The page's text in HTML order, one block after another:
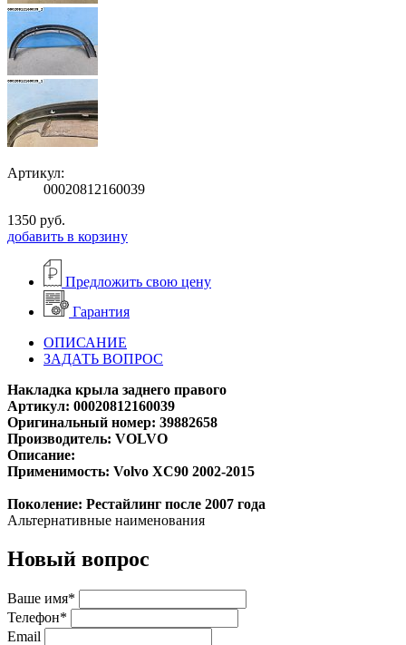
Артикул:
00020812160039
1350 руб.
добавить в корзину
Предложить свою цену
Гарантия
ОПИСАНИЕ
ЗАДАТЬ ВОПРОС
Накладка крыла заднего правого
Артикул: 00020812160039
Оригинальный номер: 39882658
Производитель: VOLVO
Описание:
Применимость: Volvo XC90 2002-2015
Поколение: Рестайлинг после 2007 года
Альтернативные наименования
Новый вопрос
Ваше имя*
Телефон*
Email